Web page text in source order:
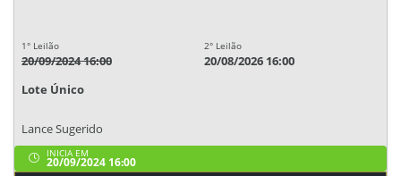
1° Leilão
20/09/2024 16:00
2° Leilão
20/08/2026 16:00
Lote Único
Lance Sugerido
INICIA EM
20/09/2024 16:00